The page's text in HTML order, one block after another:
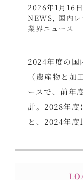
2026年1月16日
NEWS, 国内レ
業界ニュース
2024年度の国
（農産物と加
ースで、前年
計。2028年度
と、2024年度